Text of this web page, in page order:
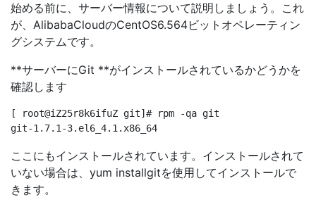
始める前に、サーバー情報について説明しましょう。これ
が、AlibabaCloudのCentOS6.564ビットオペレーティン
グシステムです。
**サーバーにGit **がインストールされているかどうかを
確認します
[ root@iZ25r8k6ifuZ git]# rpm -qa git
ここにもインストールされています。インストールされて
いない場合は、yum installgitを使用してインストールで
きます。